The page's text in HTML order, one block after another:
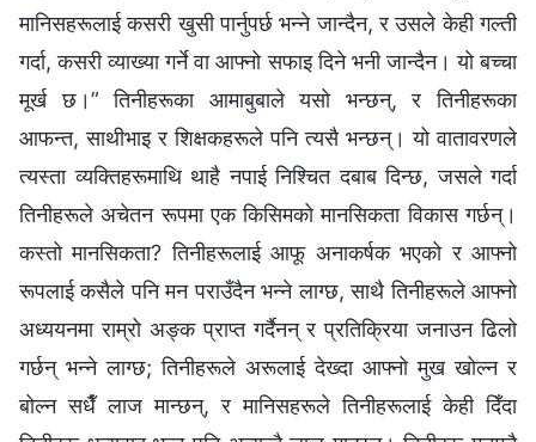
मानिसहरूलाई कसरी खुसी पार्नुपर्छ भन्ने जान्दैन, र उसले केही गल्ती
गर्दा, कसरी व्याख्या गर्ने वा आफ्नो सफाइ दिने भनी जान्दैन। यो बच्चा
मूर्ख छ।” तिनीहरूका आमाबुबाले यसो भन्छन्, र तिनीहरूका
आफन्त, साथीभाइ र शिक्षकहरूले पनि त्यसै भन्छन्। यो वातावरणले
त्यस्ता व्यक्तिहरूमाथि थाहै नपाई निश्‍चित दबाब दिन्छ, जसले गर्दा
तिनीहरूले अचेतन रूपमा एक किसिमको मानसिकता विकास गर्छन्।
कस्तो मानसिकता? तिनीहरूलाई आफू अनाकर्षक भएको र आफ्नो
रूपलाई कसैले पनि मन पराउँदैन भन्‍ने लाग्छ, साथै तिनीहरूले आफ्नो
अध्ययनमा राम्रो अङ्क प्राप्त गर्दैनन् र प्रतिक्रिया जनाउन ढिलो
गर्छन् भन्‍ने लाग्छ; तिनीहरूले अरूलाई देख्दा आफ्नो मुख खोल्न र
बोल्न सधैँ लाज मान्छन्, र मानिसहरूले तिनीहरूलाई केही दिँदा